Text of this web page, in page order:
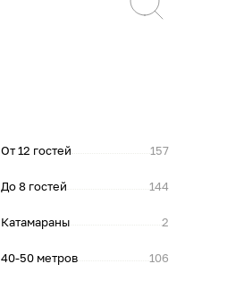
От 12 гостей 157
До 8 гостей 144
Катамараны 2
40-50 метров 106